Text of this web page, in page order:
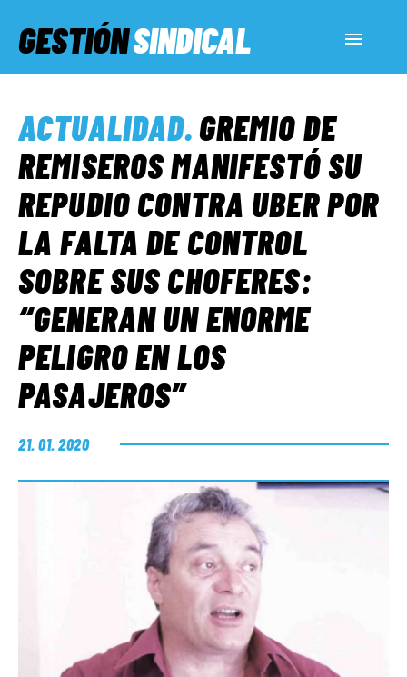
GESTIÓNSINDICAL
SERVICIOS SOCIALES
INFORMES ESPECIALES
FUERA DE MEGÁFONO
EL LADO «G»
ACTUALIDAD.GREMIO DE
REMISEROS MANIFESTÓ SU
REPUDIO CONTRA UBER POR
LA FALTA DE CONTROL
SOBRE SUS CHOFERES:
“GENERAN UN ENORME
PELIGRO EN LOS
PASAJEROS”
21. 01. 2020